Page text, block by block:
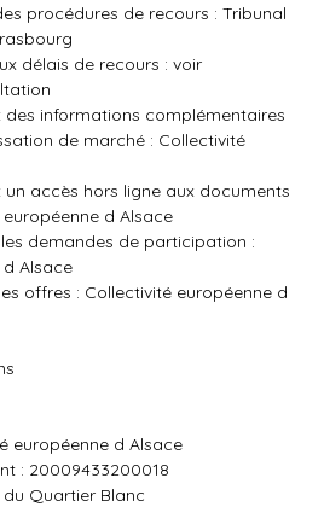
procédures de recours : Tribunal
délais de recours : voir
informations complémentaires
de marché : Collectivité
accès hors ligne aux documents
d Alsace
demandes de participation :
Alsace
offres : Collectivité européenne d
européenne d Alsace
: 20009433200018
Quartier Blanc